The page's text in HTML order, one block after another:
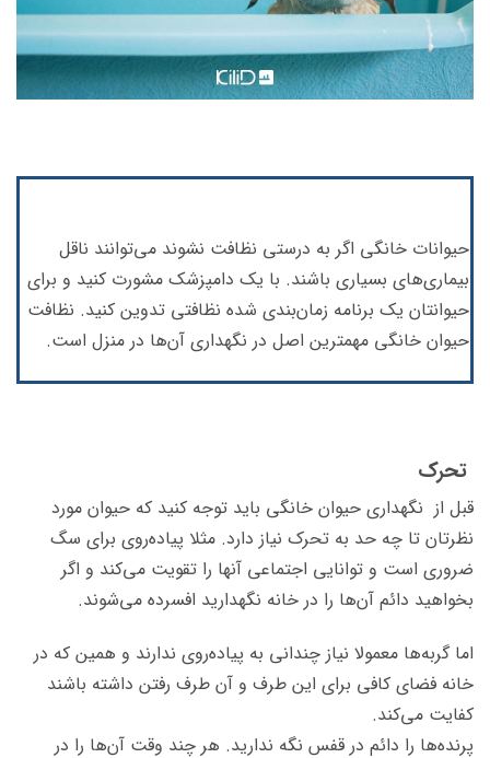
حیوانات خانگی اگر به درستی نظافت نشوند می‌توانند ناقل
بیماری‌های بسیاری باشند. با یک دامپزشک مشورت کنید و برای
حیوانتان یک برنامه‌ زمان‌بندی شده‌ نظافتی تدوین کنید. نظافت
حیوان خانگی مهمترین اصل در نگهداری آن‌ها در منزل است.
تحرک
قبل از نگهداری حیوان خانگی باید توجه کنید که حیوان مورد
نظرتان تا چه حد به تحرک نیاز دارد. مثلا پیاده‌روی برای سگ
ضروری است و توانایی اجتماعی‌ آنها را تقویت می‌کند و اگر
بخواهید دائم آن‌ها را در خانه نگهدارید افسرده می‌شوند.
اما گربه‌ها معمولا نیاز چندانی به پیاده‌روی ندارند و همین که در
خانه فضای کافی برای این طرف و آن طرف رفتن داشته باشند
کفایت می‌کند.
پرنده‌ها را دائم در قفس نگه ندارید. هر چند وقت آن‌ها را در